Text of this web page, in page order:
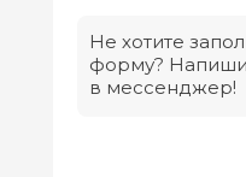
Не хотите
форму?
в мессенджер!